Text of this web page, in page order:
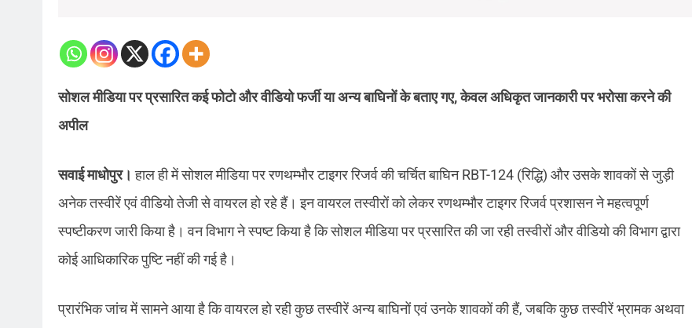
सोशल मीडिया पर प्रसारित कई फोटो और वीडियो फर्जी या अन्य बाघिनों के बताए गए, केवल अधिकृत जानकारी पर भरोसा करने की
अपील
सवाई माधोपुर। हाल ही में सोशल मीडिया पर रणथम्भौर टाइगर रिजर्व की चर्चित बाघिन RBT-124 (रिद्धि) और उसके शावकों से जुड़ी
अनेक तस्वीरें एवं वीडियो तेजी से वायरल हो रहे हैं। इन वायरल तस्वीरों को लेकर रणथम्भौर टाइगर रिजर्व प्रशासन ने महत्वपूर्ण
स्पष्टीकरण जारी किया है। वन विभाग ने स्पष्ट किया है कि सोशल मीडिया पर प्रसारित की जा रही तस्वीरों और वीडियो की विभाग द्वारा
कोई आधिकारिक पुष्टि नहीं की गई है।
प्रारंभिक जांच में सामने आया है कि वायरल हो रही कुछ तस्वीरें अन्य बाघिनों एवं उनके शावकों की हैं, जबकि कुछ तस्वीरें भ्रामक अथवा